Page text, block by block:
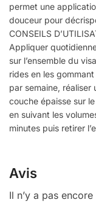
permet une
douceur pour
CONSEILS
Appliquer
sur l’ensemble du
rides en les
par semaine, réaliser
couche épaisse sur
en suivant les
minutes puis retirer
Avis
Il n’y a pas encore